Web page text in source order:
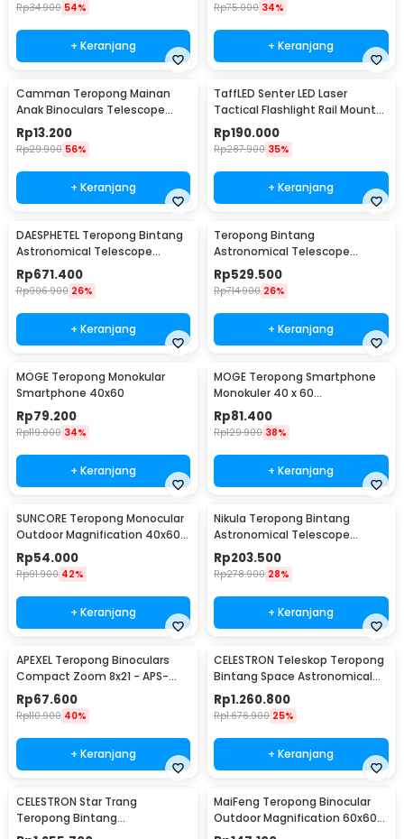
Rp34.900 54%
+ Keranjang
Rp75.000 34%
+ Keranjang
Camman Teropong Mainan
Anak Binoculars Telescope
2.5x26 - 1138
Rp13.200
Rp29.900 56%
+ Keranjang
TaffLED Senter LED Laser
Tactical Flashlight Rail Mount
200 Lumens - JGSD
Rp190.000
Rp287.900 35%
+ Keranjang
DAESPHETEL Teropong Bintang
Astronomical Telescope
700/76mm - F70076
Rp671.400
Rp906.900 26%
+ Keranjang
Teropong Bintang
Astronomical Telescope
700/60mm - F70060
Rp529.500
Rp714.900 26%
+ Keranjang
MOGE Teropong Monokular
Smartphone 40x60
Rp79.200
Rp119.000 34%
+ Keranjang
MOGE Teropong Smartphone
Monokuler 40 x 60
Magnification Zoom - KL1040
Rp81.400
Rp129.900 38%
+ Keranjang
SUNCORE Teropong Monocular
Outdoor Magnification 40x60
Waterproof - 1040
Rp54.000
Rp91.900 42%
+ Keranjang
Nikula Teropong Bintang
Astronomical Telescope
360/50mm 90x - F36050
Rp203.500
Rp278.900 28%
+ Keranjang
APEXEL Teropong Binoculars
Compact Zoom 8x21 - APS-
8X21
Rp67.600
Rp110.900 40%
+ Keranjang
CELESTRON Teleskop Teropong
Bintang Space Astronomical
80mm - SCTW-80
Rp1.260.800
Rp1.676.900 25%
+ Keranjang
CELESTRON Star Trang
Teropong Bintang
Astronomical - SCTW-70
MaiFeng Teropong Binocular
Outdoor Magnification 60x60
160000M - A4163